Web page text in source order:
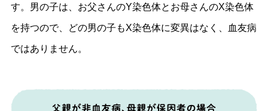
す。男の子は、お父さんのY染色体とお母さんのX染色体
を持つので、どの男の子もX染色体に変異はなく、血友病
ではありません。